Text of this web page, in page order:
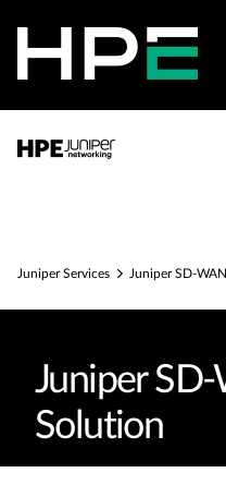
Juniper Services
Juniper
Solution